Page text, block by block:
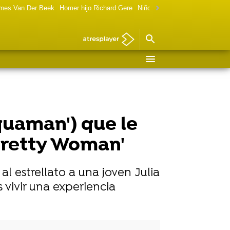
Van Der Beek Homer hijo Richard Gere Niño de Terminator ahora
que le
Woman'
estrellato a una joven Julia
una experiencia